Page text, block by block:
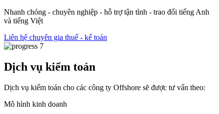
Nhanh chóng - chuyên nghiệp - hỗ trợ tận tình - trao đổi tiếng Anh
và tiếng Việt
Liên hệ chuyên gia thuế - kế toán
Dịch vụ kiểm toán
Dịch vụ kiểm toán cho các công ty Offshore sẽ được tư vấn theo:
Mô hình kinh doanh